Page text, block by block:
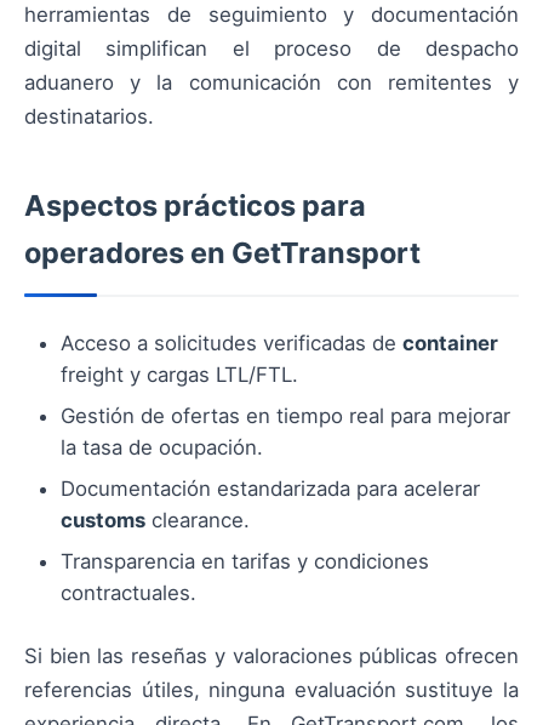
herramientas de seguimiento y documentación
digital simplifican el proceso de despacho
aduanero y la comunicación con remitentes y
destinatarios.
Aspectos prácticos para
operadores en GetTransport
Acceso a solicitudes verificadas de container
freight y cargas LTL/FTL.
Gestión de ofertas en tiempo real para mejorar
la tasa de ocupación.
Documentación estandarizada para acelerar
customs clearance.
Transparencia en tarifas y condiciones
contractuales.
Si bien las reseñas y valoraciones públicas ofrecen
referencias útiles, ninguna evaluación sustituye la